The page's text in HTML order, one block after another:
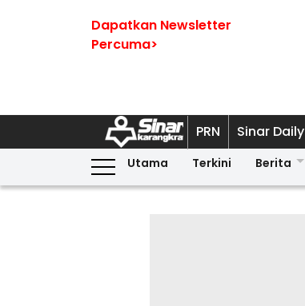
Dapatkan Newsletter
Percuma>
PRN Sinar Daily
Utama Terkini Berita